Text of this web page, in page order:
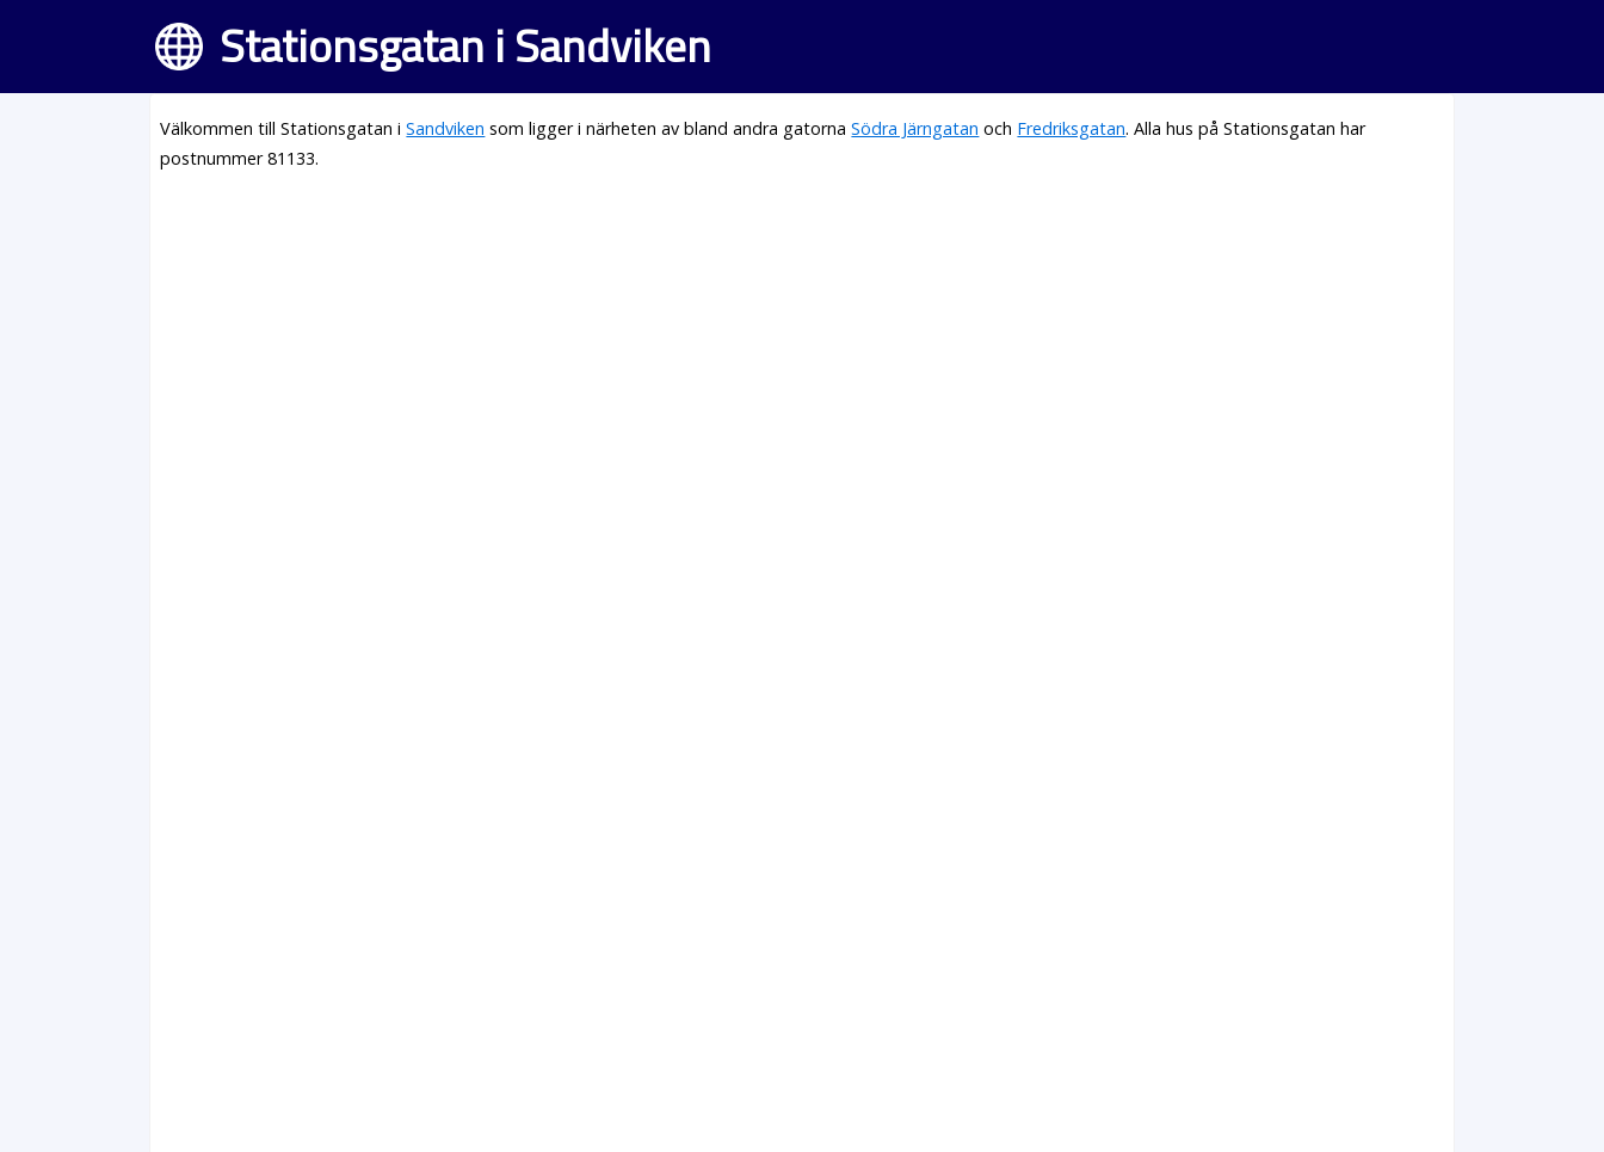
Stationsgatan i Sandviken
Välkommen till Stationsgatan iSandviken som ligger i närheten av bland andra gatornaSödra Järngatan och Fredriksgatan. Alla hus på Stationsgatan har
postnummer 81133.